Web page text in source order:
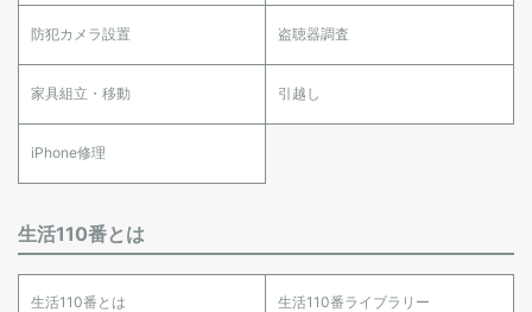
防犯カメラ設置 盗聴器調査
家具組立・移動 引越し
iPhone修理
生活110番とは
生活110番とは 生活110番ライブラリー